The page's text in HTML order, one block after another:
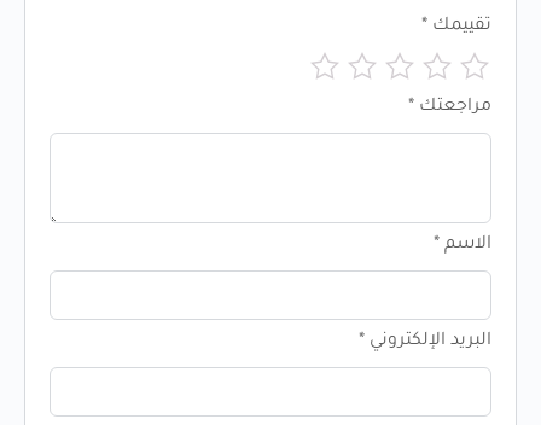
تقييمك *
مراجعتك *
الاسم *
البريد الإلكتروني *